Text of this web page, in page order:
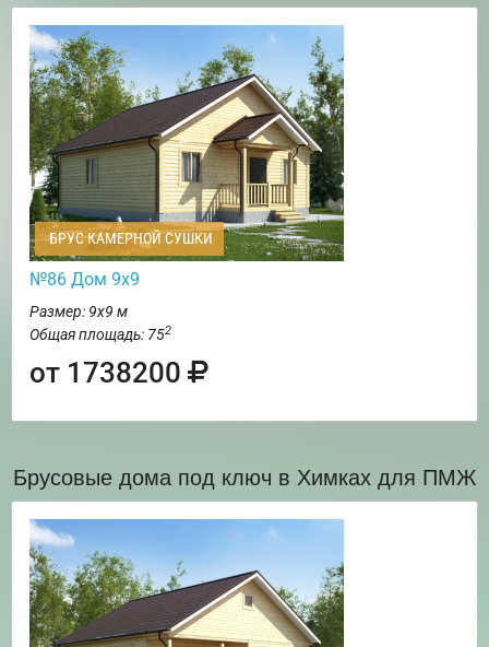
БРУС КАМЕРНОЙ СУШКИ
№86 Дом 9х9
Размер: 9х9 м
Общая площадь: 752
от 1738200
Брусовые дома под ключ в Химках для ПМЖ